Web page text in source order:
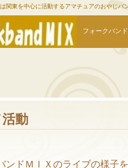
関東を中心に活動するアマチュアのおやじバ
フォークバン
動
ンドＭＩＸのライブの様子